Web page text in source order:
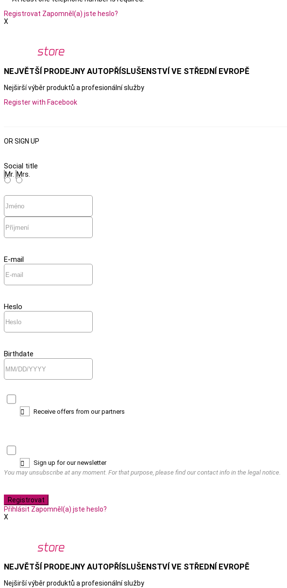
Registrovat Zapomněl(a) jste heslo?
X
NEJVĚTŠÍ PRODEJNY AUTOPŘÍSLUŠENSTVÍ VE STŘEDNÍ EVROPĚ
Nejširší výběr produktů a profesionální služby
Register with Facebook
OR SIGN UP
Social title
Mr. Mrs.
E-mail
Heslo
Birthdate
 Receive offers from our partners

Sign up for our newsletter
You may unsubscribe at any moment. For that purpose, please find our contact info in the legal notice.
Registrovat
Přihlásit Zapomněl(a) jste heslo?
X
NEJVĚTŠÍ PRODEJNY AUTOPŘÍSLUŠENSTVÍ VE STŘEDNÍ EVROPĚ
Nejširší výběr produktů aprofesionální služby